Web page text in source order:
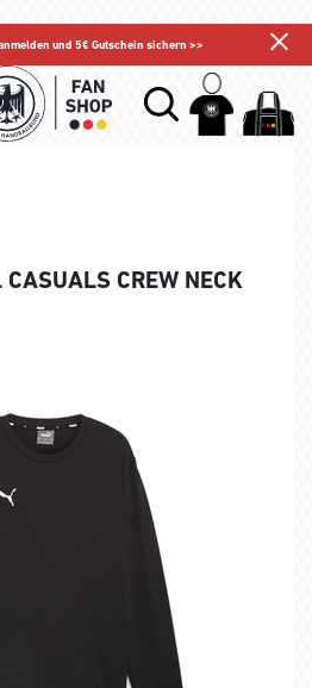
und 5€ Gutschein sichern >>
CREW NECK